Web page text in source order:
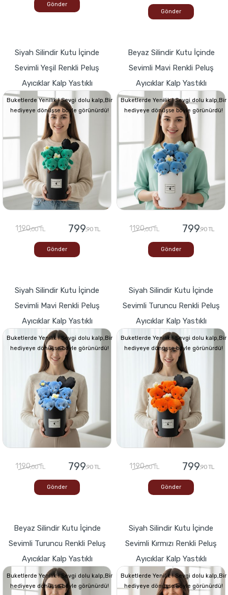
Gönder
Gönder
Siyah Silindir Kutu İçinde
Sevimli Yeşil Renkli Peluş
Ayıcıklar Kalp Yastıklı
Buketlerde Yenilik ! Sevgi dolu kalp,Bir
hediyeye dönüşse böyle görünürdü!
1190,00 TL 799,90 TL
Gönder
Beyaz Silindir Kutu İçinde
Sevimli Mavi Renkli Peluş
Ayıcıklar Kalp Yastıklı
Buketlerde Yenilik ! Sevgi dolu kalp,Bir
hediyeye dönüşse böyle görünürdü!
1190,00 TL 799,90 TL
Gönder
Siyah Silindir Kutu İçinde
Sevimli Mavi Renkli Peluş
Ayıcıklar Kalp Yastıklı
Buketlerde Yenilik ! Sevgi dolu kalp,Bir
hediyeye dönüşse böyle görünürdü!
1190,00 TL 799,90 TL
Gönder
Siyah Silindir Kutu İçinde
Sevimli Turuncu Renkli Peluş
Ayıcıklar Kalp Yastıklı
Buketlerde Yenilik ! Sevgi dolu kalp,Bir
hediyeye dönüşse böyle görünürdü!
1190,00 TL 799,90 TL
Gönder
Beyaz Silindir Kutu İçinde
Sevimli Turuncu Renkli Peluş
Ayıcıklar Kalp Yastıklı
Buketlerde Yenilik ! Sevgi dolu kalp,Bir
hediyeye dönüşse böyle görünürdü!
Siyah Silindir Kutu İçinde
Sevimli Kırmızı Renkli Peluş
Ayıcıklar Kalp Yastıklı
Buketlerde Yenilik ! Sevgi dolu kalp,Bir
hediyeye dönüşse böyle görünürdü!